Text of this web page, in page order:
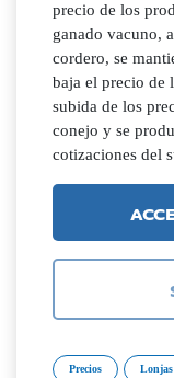
precio de los
ganado vacuno,
cordero, se
baja el precio de
subida de los
conejo y se
cotizaciones del
Precios Lonjas